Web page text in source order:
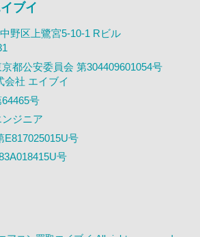
ブイ
野区上鷺宮5-10-1 Rビル
都公安委員会 第304409601054号
会社 エイブイ
号
ジニア
E817025015U号
号